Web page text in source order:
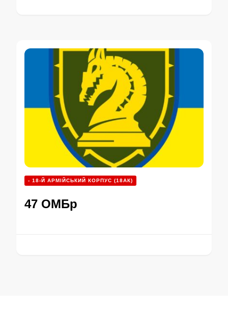
- 18-Й АРМІЙСЬКИЙ КОРПУС (18АК)
47 ОМБр